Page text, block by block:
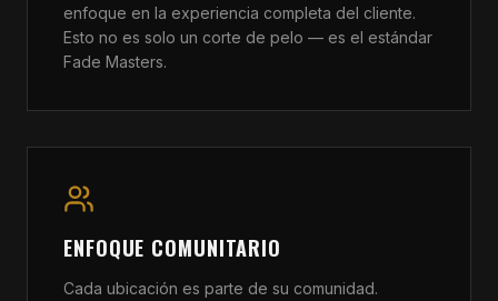
enfoque en la experiencia completa del cliente.
Esto no es solo un corte de pelo — es el estándar
Fade Masters.
ENFOQUE COMUNITARIO
Cada ubicación es parte de su comunidad.